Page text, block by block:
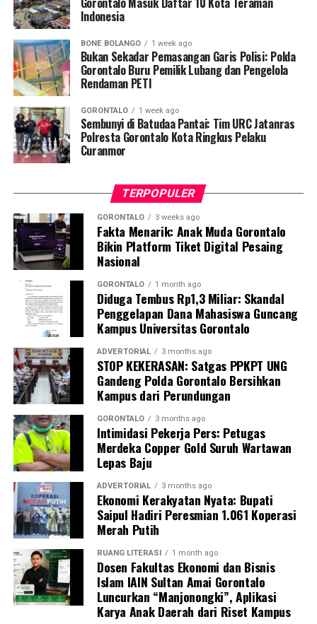
penularan, pengenalan gejala awal, pentingnya
hingga tuntas, serta pengikisan stigma negatif terhadap
penyintas TBC di lingkungan warga.
“Literasi kesehatan warga adalah fondasi utama dalam
memutus rantai penularan TBC. Kami berupaya
menyampaikan edukasi yang persuasif dan mudah
dipahami agar warga tidak ragu melakukan pemeriksaan
apabila mengalami gejala batuk berkepanjangan,”
Selain skrining TBC, mahasiswa turut mendampingi
nakes Puskesmas Talaga Jaya dalam memberikan
pelayanan Cek Kesehatan Gratis (CKG), meliputi
pengukuran tekanan darah, cek kadar gula darah, dan
penapisan faktor risiko penyakit tidak menular (PTM)
sebagai upaya promotif-preventif.
Perwakilan DPL KKN-PK, Dr. dr. Vivien Novarina A.
Kasim, M.Kes., menegaskan bahwa keterlibatan
mahasiswa merupakan bentuk perwujudan Tri Dharma
Perguruan Tinggi dalam mengawal transformasi
layanan kesehatan primer.
“Kehadiran mahasiswa mempercepat jangkauan skema
active case findingTBC yang dicanangkan pemerintah.
Sinergi multisektor antara perguruan tinggi, dinas
kesehatan, puskesmas, dan pemerintah desa seperti
inilah yang menjadi kunci sukses pembentukan
masyarakat sadar sehat,” jelas Dr. Vivien.
Masyarakat Desa Luwoo menyambut antusias agenda
terpadu ini. Ratusan warga memanfaatkan layanan
pemeriksaan kesehatan gratis sekaligus berkonsultasi
mengenai pola hidup bersih dan sehat (PHBS)
pencegahan tuberkulosis.
Indonesia
BONE BOLANGO 1 week ago
Bukan Sekadar Pemasangan Garis Polisi: Polda
Gorontalo Buru Pemilik Lubang dan Pengelola
Rendaman PETI
GORONTALO 1 week ago
Sembunyi di Batudaa Pantai: Tim URC Jatanras
Polresta Gorontalo Kota Ringkus Pelaku
Curanmor
TERPOPULER
GORONTALO 3 weeks ago
Fakta Menarik: Anak Muda Gorontalo
Bikin Platform Tiket Digital Pesaing
Nasional
GORONTALO 1 month ago
Diduga Tembus Rp1,3 Miliar: Skandal
Penggelapan Dana Mahasiswa Guncang
Kampus Universitas Gorontalo
ADVERTORIAL 3 months ago
STOP KEKERASAN: Satgas PPKPT UNG
Gandeng Polda Gorontalo Bersihkan
Kampus dari Perundungan
GORONTALO 3 months ago
Intimidasi Pekerja Pers: Petugas
Merdeka Copper Gold Suruh Wartawan
Lepas Baju
ADVERTORIAL 3 months ago
Ekonomi Kerakyatan Nyata: Bupati
Saipul Hadiri Peresmian 1.061 Koperasi
Merah Putih
RUANG LITERASI 1 month ago
Dosen Fakultas Ekonomi dan Bisnis
Islam IAIN Sultan Amai Gorontalo
Luncurkan “Manjonongki”, Aplikasi
Karya Anak Daerah dari Riset Kampus